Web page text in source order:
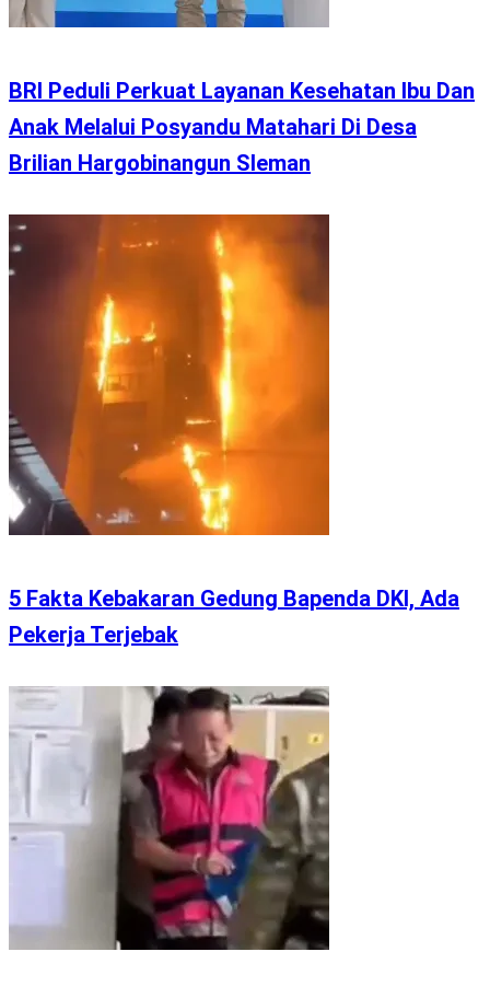
BRI Peduli Perkuat Layanan Kesehatan Ibu Dan
Anak Melalui Posyandu Matahari Di Desa
Brilian Hargobinangun Sleman
5 Fakta Kebakaran Gedung Bapenda DKI, Ada
Pekerja Terjebak